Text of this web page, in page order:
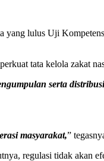
yang lulus Uji
tata kelola zakat
serta
masyarakat,”
regulasi tidak akan